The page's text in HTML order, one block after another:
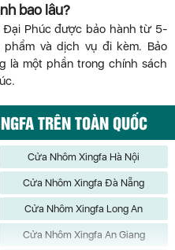
bao lâu?
Đại Phúc được bảo hành từ 5-
và dịch vụ đi kèm. Bảo
là một phần trong chính sách
TRÊN TOÀN QUỐC
Cửa Nhôm Xingfa Hà Nội
Cửa Nhôm Xingfa Đà Nẵng
Cửa Nhôm Xingfa Long An
Cửa Nhôm Xingfa An Giang